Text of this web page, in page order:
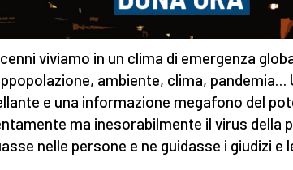
viviamo in un clima di emergenza
ambiente, clima, pandemia…
e una informazione megafono del
ma inesorabilmente il virus della
nelle persone e ne guidasse i giudizi e